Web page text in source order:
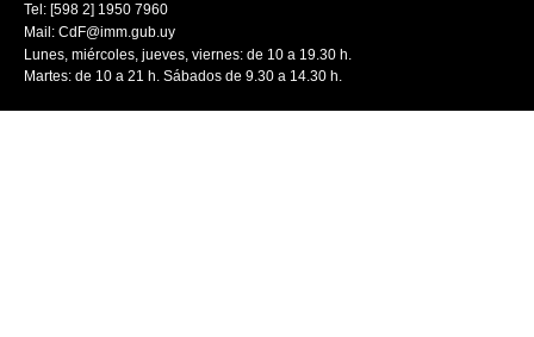
Tel: [598 2] 1950 7960
Mail: CdF@imm.gub.uy
Lunes, miércoles, jueves, viernes: de 10 a 19.30 h.
Martes: de 10 a 21 h. Sábados de 9.30 a 14.30 h.